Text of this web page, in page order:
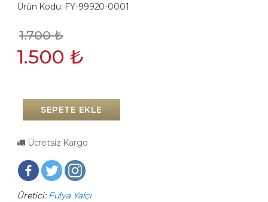
Ürün Kodu: FY-99920-0001
1.700₺
1.500 ₺
SEPETE EKLE
Ücretsiz Kargo
Üretici: Fulya Yalçı